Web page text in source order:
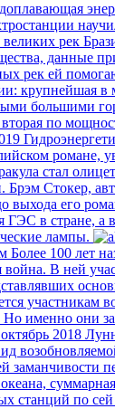
рек
данные
рек ей
крупнейшая в
большими
вторая по
романе,
стал
Брэм Стокер,
выхода его
ГЭС в стране, а
лампы.
Более 100 лет
война. В ней
участникам
Но именно они
2018
заманчивости
станций по сей